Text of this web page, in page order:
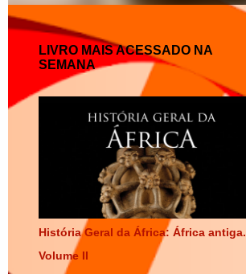
LIVRO MAIS ACESSADO NA
SEMANA
História Geral da África: África antiga.
Volume II